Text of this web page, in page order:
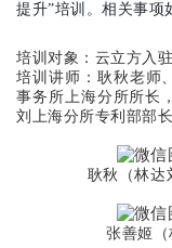
提升”培训。相关事项
培训对象：云立方入
培训讲师：耿秋老师
事务所上海分所所长
刘上海分所专利部部
耿秋（林达
张善姬（